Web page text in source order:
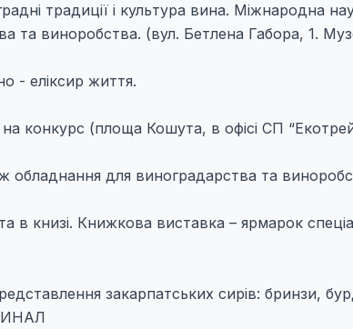
традиції і культура вина. Міжнародна
та виноробства. (вул. Бетлена Габора, 1.
- еліксир життя.
конкурс (площа Кошута, в офісі СП
обладнання для виноградарства та
в книзі. Книжкова виставка – ярмарок
закарпатських сирів: бринзи,